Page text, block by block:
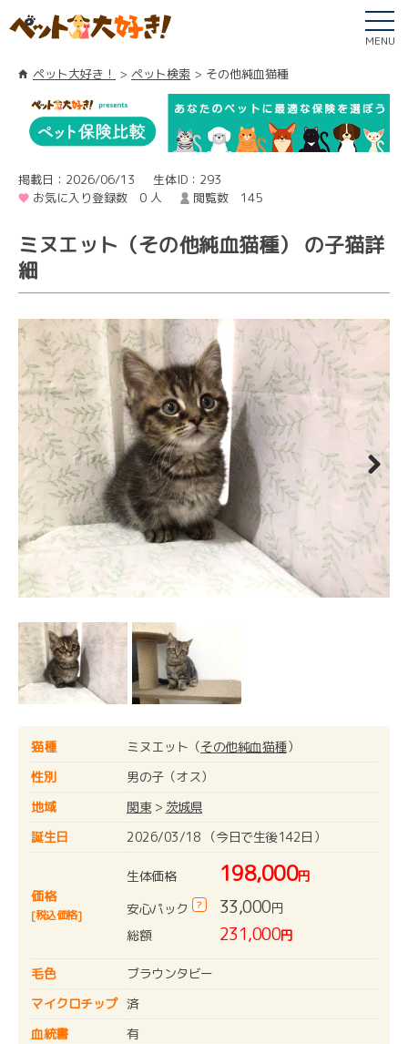
MENU
ペット大好き！ ペット検索 その他純血猫種
掲載日：2026/06/13
生体ID：293
お気に入り登録数 0 人
閲覧数 145
ミヌエット（その他純血猫種） の子猫詳
細
Next
猫種 ミヌエット（その他純血猫種）
性別
男の子（オス）
地域
関東> 茨城県
誕生日
2026/03/18 （今日で生後142日）
価格
[税込価格]
生体価格 198,000円
安心パック
? 33,000円
総額
231,000円
毛色
ブラウンタビー
マイクロチップ 済
血統書
有